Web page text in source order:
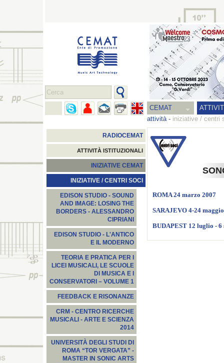
CEMAT
attività- iniziative / centri
RADIOCEMAT
ATTIVITÀ ISTITUZIONALI
INIZIATIVE CEMAT
INIZIATIVE / CENTRI SOCI
EDISON STUDIO - SOUND
AND IMAGE: LOSING THE
BORDERS - ALESSANDRO
CIPRIANI
EDISON STUDIO - L'ANTICO
E IL MODERNO
TEORIA E PRATICA PER I
LICEI MUSICALI, LE SCUOLE
DI MUSICA E I
CONSERVATORI – VOLUME 1
FEEDBACK E RISONANZE
CRM - CENTRO RICERCHE
MUSICALI - ARTE E SCIENZA
2014
UNIVERSITÀ DEGLI STUDI DI
ROMA “TOR VERGATA” -
MASTER IN SONIC ARTS
ROMA 24 marzo 2007
SARAJEVO 4-24
BUDAPEST 12 luglio - 6